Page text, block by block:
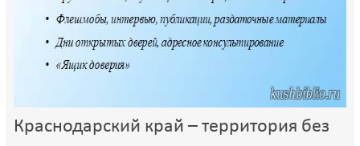
Краснодарский край – территория без